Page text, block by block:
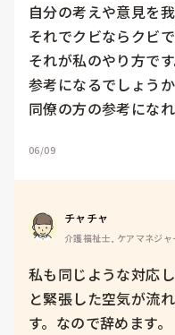
自分の考えや意見を
それでクビならクビ
それが私のやり方です
参考になるでしょう
06/09
チャチャ
介護福祉士, ケアマネジ
私も同じような対応
と緊張した空気が流
す。なので辞めます。